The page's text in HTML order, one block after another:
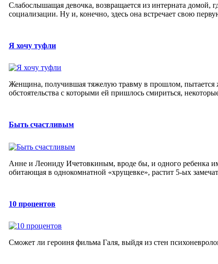
Слабослышащая девочка, возвращается из интерната домой,
социализации. Ну и, конечно, здесь она встречает свою
Я хочу туфли
Женщина, получившая тяжелую травму в прошлом, пытается
обстоятельства с которыми ей пришлось смириться,
Быть счастливым
Анне и Леониду Ичетовкиным, вроде бы, и одного ребенка
обитающая в однокомнатной «хрущевке», растит 5-ых
10 процентов
Cможет ли героиня фильма Галя, выйдя из стен